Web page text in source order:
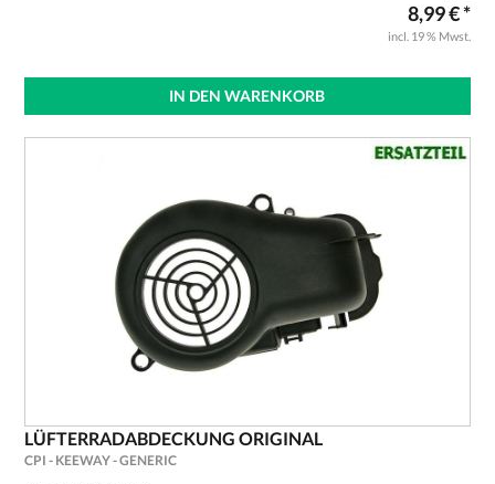
8,99 € *
incl. 19 % Mwst.
IN DEN WARENKORB
LÜFTERRADABDECKUNG ORIGINAL
CPI - KEEWAY - GENERIC